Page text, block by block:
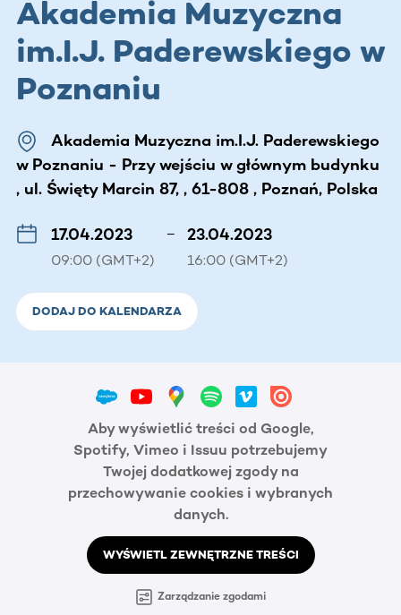
Akademia Muzyczna
im.I.J. Paderewskiego w
Poznaniu
Akademia Muzyczna im.I.J. Paderewskiego
w Poznaniu - Przy wejściu w głównym budynku
, ul. Święty Marcin 87, , 61-808 , Poznań, Polska
17.04.2023
09:00 (GMT+2)
– 23.04.2023
16:00 (GMT+2)
DODAJ DO KALENDARZA
Aby wyświetlić treści od Google,
Spotify, Vimeo i Issuu potrzebujemy
Twojej dodatkowej zgody na
przechowywanie cookies i wybranych
danych.
WYŚWIETL ZEWNĘTRZNE TREŚCI
Zarządzanie zgodami